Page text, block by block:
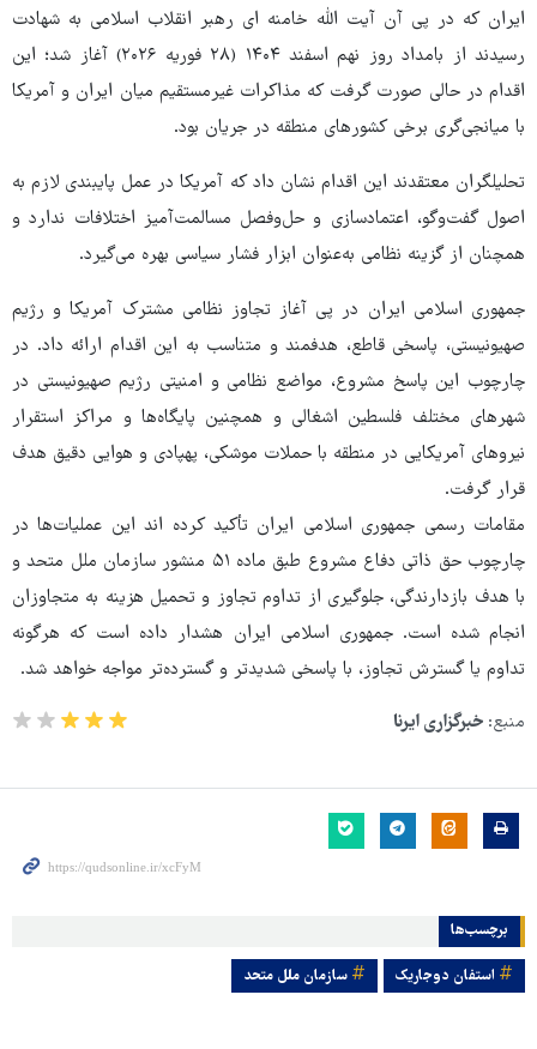
ایران که در پی آن آیت الله خامنه ای رهبر انقلاب اسلامی به شهادت
رسیدند از بامداد روز نهم اسفند ۱۴۰۴ (۲۸ فوریه ۲۰۲۶) آغاز شد؛ این
اقدام در حالی صورت گرفت که مذاکرات غیرمستقیم میان ایران و آمریکا
با میانجی‌گری برخی کشورهای منطقه در جریان بود.
تحلیلگران معتقدند این اقدام نشان داد که آمریکا در عمل پایبندی لازم به
اصول گفت‌وگو، اعتمادسازی و حل‌وفصل مسالمت‌آمیز اختلافات ندارد و
همچنان از گزینه نظامی به‌عنوان ابزار فشار سیاسی بهره می‌گیرد.
جمهوری اسلامی ایران در پی آغاز تجاوز نظامی مشترک آمریکا و رژیم
صهیونیستی، پاسخی قاطع، هدفمند و متناسب به این اقدام ارائه داد. در
چارچوب این پاسخ مشروع، مواضع نظامی و امنیتی رژیم صهیونیستی در
شهرهای مختلف فلسطین اشغالی و همچنین پایگاه‌ها و مراکز استقرار
نیروهای آمریکایی در منطقه با حملات موشکی، پهپادی و هوایی دقیق هدف
قرار گرفت.
مقامات رسمی جمهوری اسلامی ایران تأکید کرده اند این عملیات‌ها در
چارچوب حق ذاتی دفاع مشروع طبق ماده ۵۱ منشور سازمان ملل متحد و
با هدف بازدارندگی، جلوگیری از تداوم تجاوز و تحمیل هزینه به متجاوزان
انجام شده است. جمهوری اسلامی ایران هشدار داده است که هرگونه
تداوم یا گسترش تجاوز، با پاسخی شدیدتر و گسترده‌تر مواجه خواهد شد.
منبع: خبرگزاری ایرنا
برچسب‌ها
استفان دوجاریک سازمان ملل متحد